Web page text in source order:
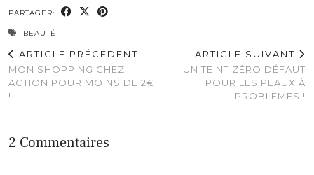
PARTAGER:
BEAUTÉ
ARTICLE PRÉCÉDENT
MON SHOPPING CHEZ
ACTION POUR MOINS DE 2€
!
ARTICLE SUIVANT
UN TEINT ZÉRO DÉFAUT
POUR LES PEAUX À
PROBLÈMES !
2 Commentaires